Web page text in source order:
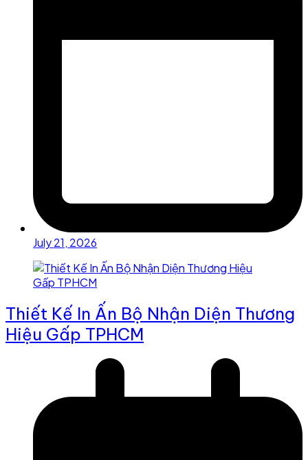
July 21, 2026
Thiết Kế In Ấn Bộ Nhận Diện Thương
Hiệu Gấp TPHCM